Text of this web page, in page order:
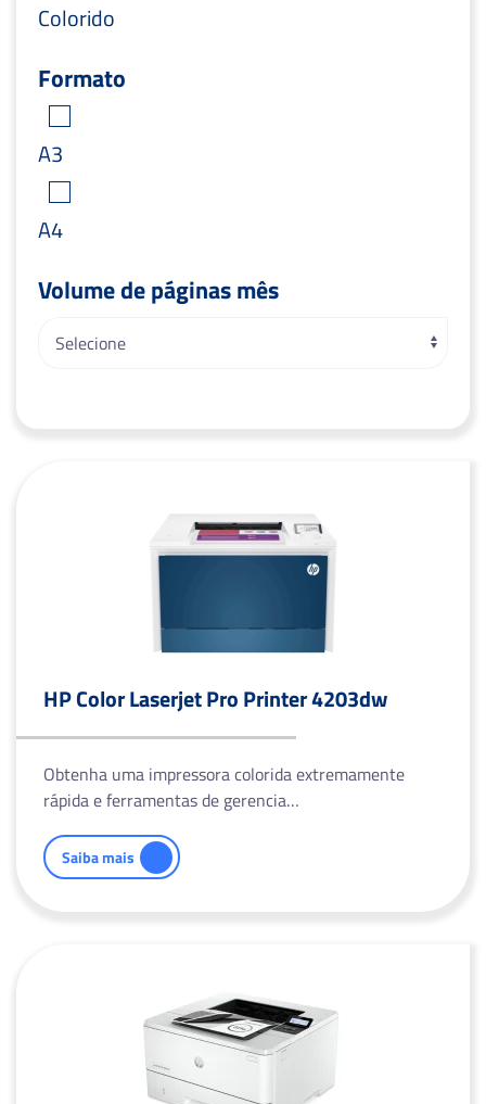
Colorido
Formato
A3
A4
Volume de páginas mês
HP Color Laserjet Pro Printer 4203dw
Obtenha uma impressora colorida extremamente
rápida e ferramentas de gerencia…
Saiba mais